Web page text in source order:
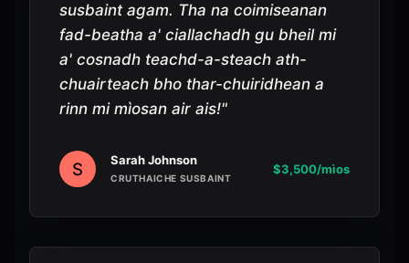
susbaint agam. Tha na coimiseanan
fad-beatha a' ciallachadh gu bheil mi
a' cosnadh teachd-a-steach ath-
chuairteach bho thar-chuiridhean a
rinn mi mìosan air ais!"
S Sarah Johnson
CRUTHAICHE SUSBAINT
$3,500/mìos